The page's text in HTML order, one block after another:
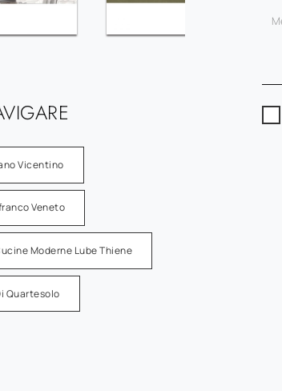
Vicentino
Veneto
Moderne Lube Thiene
Quartesolo